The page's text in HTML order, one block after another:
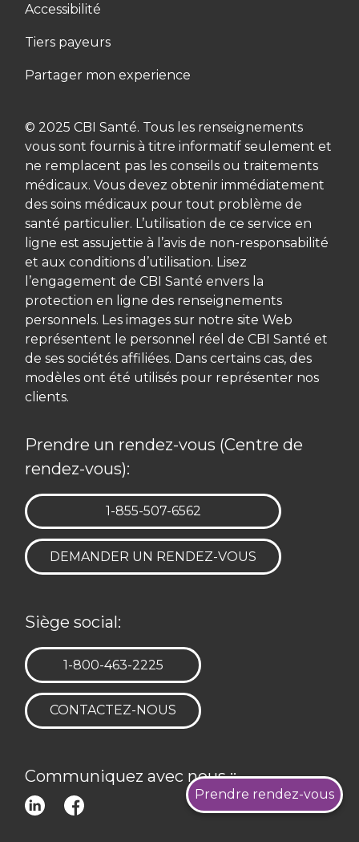
Prendre rendez-vous
Accessibilité
Tiers payeurs
Partager mon experience
© 2025 CBI Santé. Tous les renseignements
vous sont fournis à titre informatif seulement et
ne remplacent pas les conseils ou traitements
médicaux. Vous devez obtenir immédiatement
des soins médicaux pour tout problème de
santé particulier. L’utilisation de ce service en
ligne est assujettie à l’avis de non-responsabilité
et aux conditions d’utilisation. Lisez
l’engagement de CBI Santé envers la
protection en ligne des renseignements
personnels. Les images sur notre site Web
représentent le personnel réel de CBI Santé et
de ses sociétés affiliées. Dans certains cas, des
modèles ont été utilisés pour représenter nos
clients.
Prendre un rendez-vous (Centre de
rendez-vous):
TÉLÉPHONE:
1-855-507-6562
DEMANDER UN RENDEZ-VOUS
Siège social:
TÉLÉPHONE:
1-800-463-2225
CONTACTEZ-NOUS
Communiquez avec nous ::